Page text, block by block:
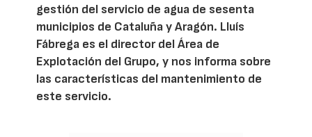
gestión del servicio de agua de sesenta
municipios de Cataluña y Aragón. Lluís
Fábrega es el director del Área de
Explotación del Grupo, y nos informa sobre
las características del mantenimiento de
este servicio.